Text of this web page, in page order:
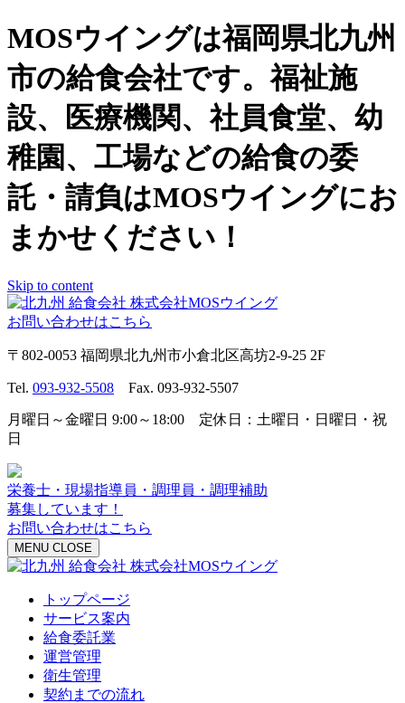
MOSウイングは福岡県北九州
市の給食会社です。福祉施
設、医療機関、社員食堂、幼
稚園、工場などの給食の委
託・請負はMOSウイングにお
まかせください！
Skip to content
お問い合わせはこちら
〒802-0053 福岡県北九州市小倉北区高坊2-9-25 2F
Tel. 093-932-5508 Fax. 093-932-5507
月曜日～金曜日 9:00～18:00 定休日：土曜日・日曜日・祝
日
栄養士・現場指導員・調理員・調理補助
募集しています！
お問い合わせはこちら
MENU CLOSE
トップページ
サービス案内
給食委託業
運営管理
衛生管理
契約までの流れ